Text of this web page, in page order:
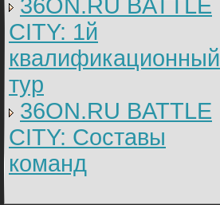
36ON.RU BATTLE
CITY: 1й
квалификационный
тур
36ON.RU BATTLE
CITY: Составы
команд